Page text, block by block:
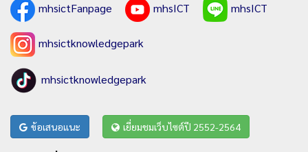
mhsictFanpage
mhsICT mhsICT
mhsictknowledgepark
mhsictknowledgepark
ข้อเสนอแนะ เยี่ยมชมเว็บไซต์ปี 2552-2564